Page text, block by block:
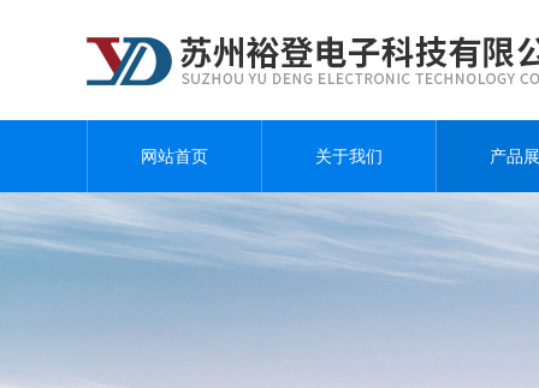
网站首页 关于我们 产品